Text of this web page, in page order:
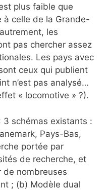
plus faible que
à celle de la Grande-
les
pas chercher assez
Les pays avec
ceux qui publient
n’est pas analysé…
« locomotive » ?).
3 schémas existants :
Pays-Bas,
portée par
de recherche, et
de nombreuses
; (b) Modèle dual